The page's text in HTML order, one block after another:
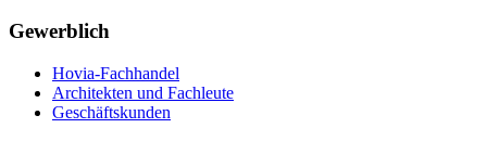
Gewerblich
Hovia-Fachhandel
Architekten und Fachleute
Geschäftskunden